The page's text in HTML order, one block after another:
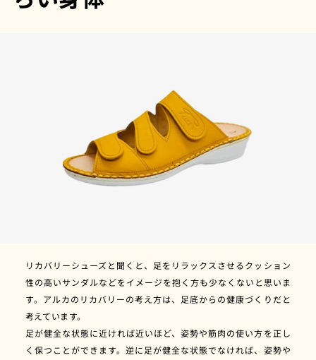
リカバリーシューズと聞くと、足をリラックスさせるクッション
性の高いサンダルなどをイメージを抱く方も少なくないと思いま
す。アルカのリカバリーの考え方は、足底からの健康づくりだと
考えています。
足が健全な状態に近ければ近いほど、姿勢や筋肉の使い方を正し
く保つことができます。逆に足が健全な状態でなければ、姿勢や